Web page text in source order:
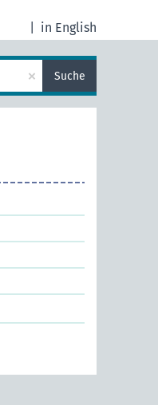
in English
× Suche